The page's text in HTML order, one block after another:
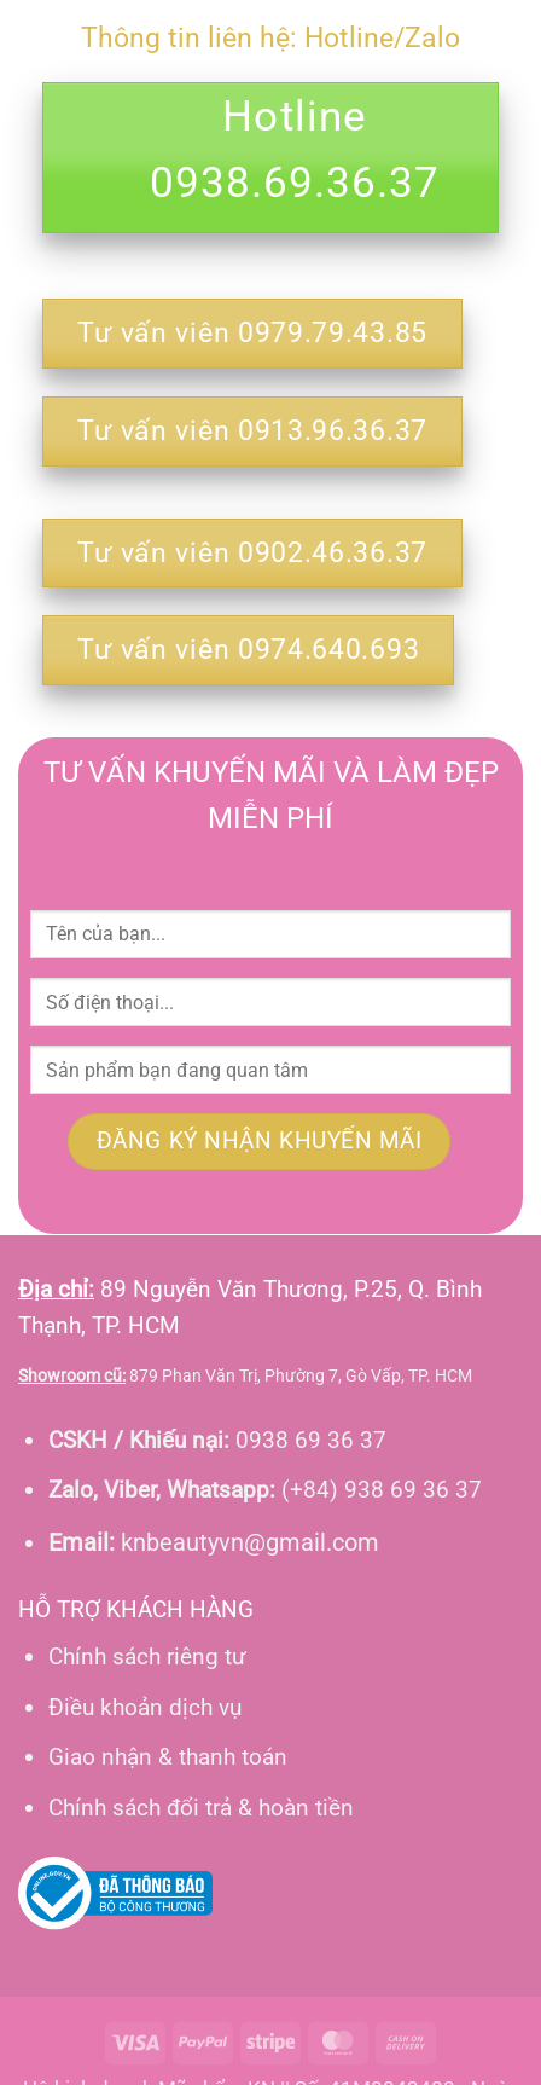
Thông tin liên hệ: Hotline/Zalo
Hotline
0938.69.36.37
Tư vấn viên 0979.79.43.85
Tư vấn viên 0913.96.36.37
Tư vấn viên 0902.46.36.37
Tư vấn viên 0974.640.693
TƯ VẤN KHUYẾN MÃI VÀ LÀM ĐẸP
MIỄN PHÍ
Địa chỉ: 89 Nguyễn Văn Thương, P.25, Q. Bình
Thạnh, TP. HCM
Showroom cũ: 879 Phan Văn Trị, Phường 7, Gò Vấp, TP. HCM
CSKH / Khiếu nại: 0938 69 36 37
Zalo, Viber, Whatsapp: (+84) 938 69 36 37
Email:knbeautyvn@gmail.com
HỖ TRỢ KHÁCH HÀNG
Chính sách riêng tư
Điều khoản dịch vụ
Giao nhận & thanh toán
Chính sách đổi trả & hoàn tiền
Visa PayPal Stripe MasterCard